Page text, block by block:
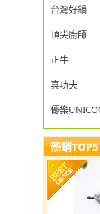
台灣好鍋
頂尖廚師
正牛
真功夫
優樂
熱銷TOP5